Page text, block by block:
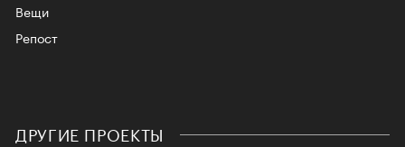
Вещи
Репост
ДРУГИЕ ПРОЕКТЫ